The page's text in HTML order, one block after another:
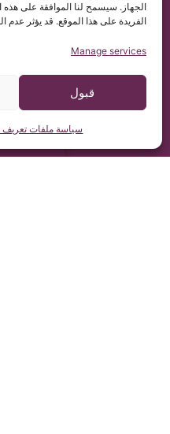
الجهاز. سيسمح لنا الموافقة على هذه
الفريدة على هذا الموقع. قد يؤثر
Manage services
قبول
سياسة ملفات تعريف